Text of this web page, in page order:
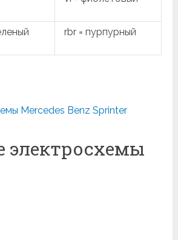
rbr = пурпурный
Mercedes Benz Sprinter
электросхемы